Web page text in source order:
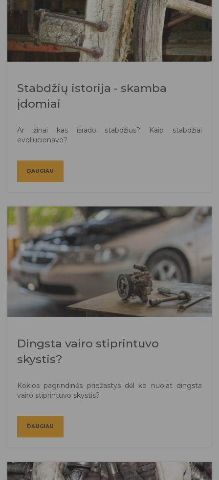
Stabdžių istorija - skamba
įdomiai
Ar žinai kas išrado stabdžius? Kaip stabdžiai
evoliucionavo?
DAUGIAU
Dingsta vairo stiprintuvo
skystis?
Kokios pagrindinės priežastys dėl ko nuolat dingsta
vairo stiprintuvo skystis?
DAUGIAU